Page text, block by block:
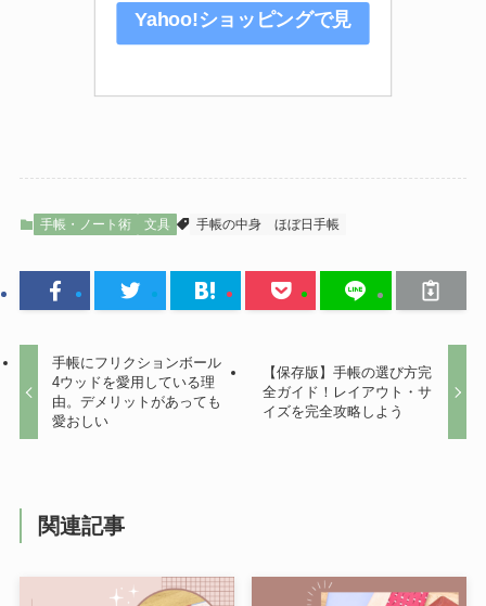
Yahoo!ショッピングで見
手帳・ノート術 文具 手帳の中身 ほぼ日手帳
手帳にフリクションボール
4ウッドを愛用している理
由。デメリットがあっても
愛おしい
【保存版】手帳の選び方完
全ガイド！レイアウト・サ
イズを完全攻略しよう
関連記事